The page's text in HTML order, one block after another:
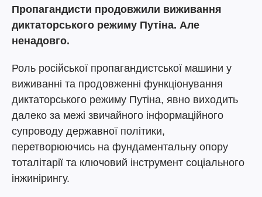
Пропагандисти продовжили виживання
диктаторського режиму Путіна. Але
ненадовго.
Роль російської пропагандистської машини у
виживанні та продовженні функціонування
диктаторського режиму Путіна, явно виходить
далеко за межі звичайного інформаційного
супроводу державної політики,
перетворюючись на фундаментальну опору
тоталітарії та ключовий інструмент соціального
інжинірингу.